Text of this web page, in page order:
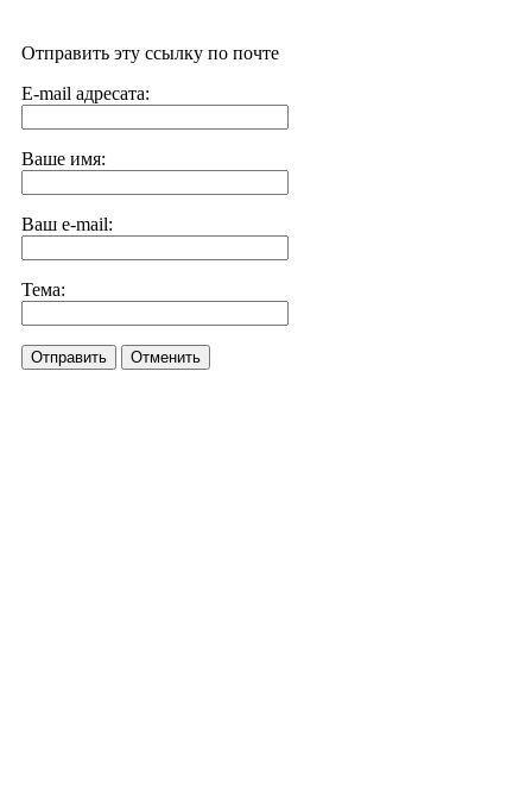
Отправить эту ссылку по почте
E-mail адресата:
Ваше имя:
Ваш e-mail:
Тема:
Отправить Отменить